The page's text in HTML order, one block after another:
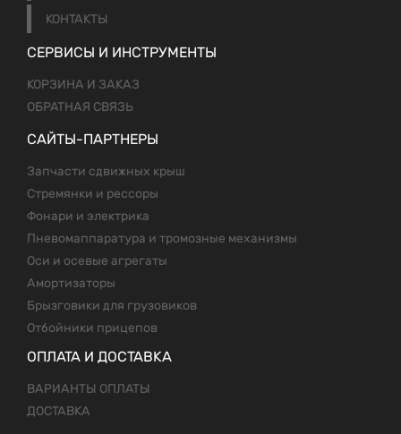
КОНТАКТЫ
СЕРВИСЫ И ИНСТРУМЕНТЫ
КОРЗИНА И ЗАКАЗ
ОБРАТНАЯ СВЯЗЬ
САЙТЫ-ПАРТНЕРЫ
Запчасти сдвижных крыш
Стремянки и рессоры
Фонари и электрика
Пневомаппаратура и тромозные механизмы
Оси и осевые агрегаты
Амортизаторы
Брызговики для грузовиков
Отбойники прицепов
ОПЛАТА И ДОСТАВКА
ВАРИАНТЫ ОПЛАТЫ
ДОСТАВКА